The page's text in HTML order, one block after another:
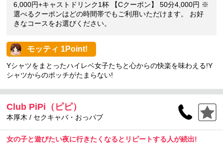
6,000円+キャストドリンク1杯 【Cクーポン】 50分4,000円 ※
選べるクーポンはどの時間帯でもご利用いただけます。 お好
きなコースをお選びください。
モッティ 1Point!
Yシャツをまとったハイレベ女子たちと心からの快楽を味わえる!Y
シャツからのポッチがたまらない!
Club PiPi（ピピ）
本厚木 / セクキャバ・おっパブ
女の子と遊びたい夜に行きたくなるとリピートする人が続出!